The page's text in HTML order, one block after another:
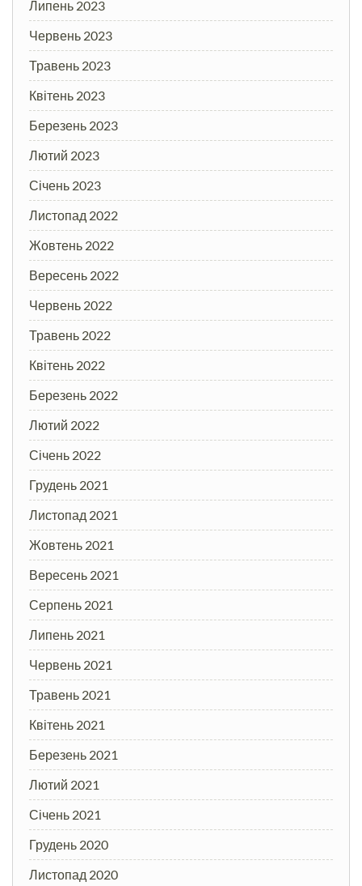
Липень 2023
Червень 2023
Травень 2023
Квітень 2023
Березень 2023
Лютий 2023
Січень 2023
Листопад 2022
Жовтень 2022
Вересень 2022
Червень 2022
Травень 2022
Квітень 2022
Березень 2022
Лютий 2022
Січень 2022
Грудень 2021
Листопад 2021
Жовтень 2021
Вересень 2021
Серпень 2021
Липень 2021
Червень 2021
Травень 2021
Квітень 2021
Березень 2021
Лютий 2021
Січень 2021
Грудень 2020
Листопад 2020